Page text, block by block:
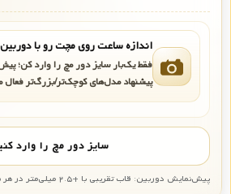
اندازه ساعت روی مچت رو با
فقط یک‌بار سایز دور مچ را وارد کن؛
پیشنهاد مدل‌های کوچک‌تر/بزرگ‌تر فعال
سایز دور مچ را وارد
پیش‌نمایش دوربین: قاب تقریبی با +۲.۵ میلی‌متر در هر طرف